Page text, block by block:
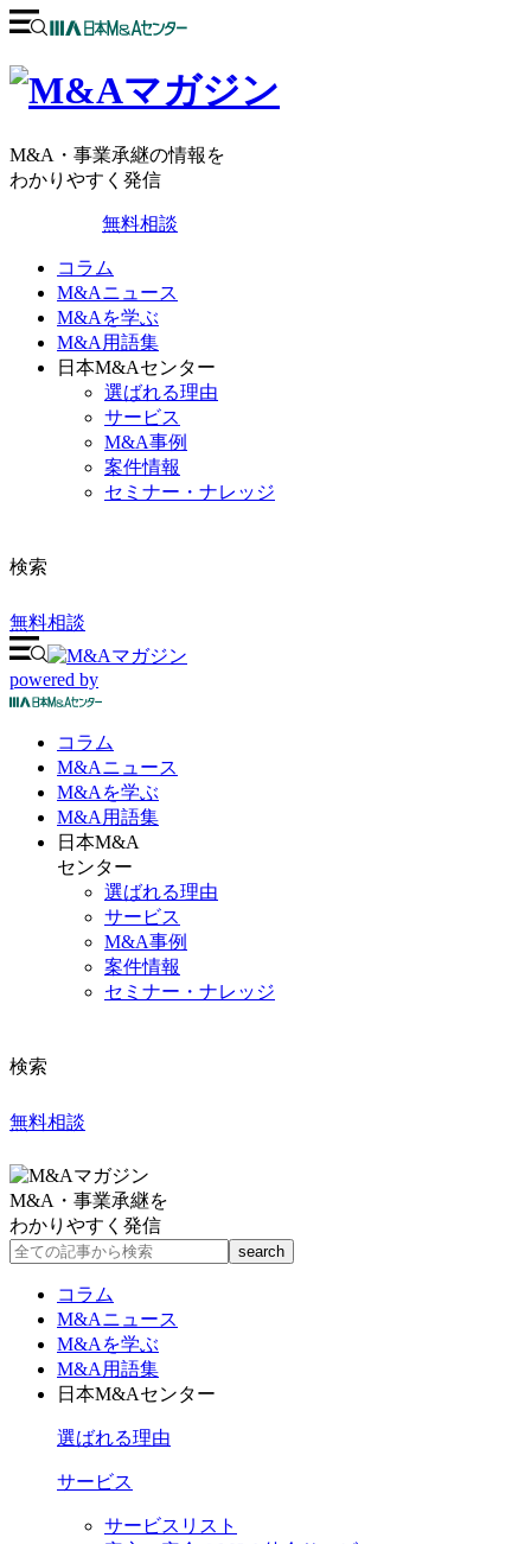
M&A・事業承継の情報を
わかりやすく発信
無料相談
コラム
M&Aニュース
M&Aを学ぶ
M&A用語集
日本M&Aセンター
選ばれる理由
サービス
M&A事例
案件情報
セミナー・ナレッジ
検索
無料相談
powered by
コラム
M&Aニュース
M&Aを学ぶ
M&A 用語集
日本M&A
センター
選ばれる理由
サービス
M&A事例
案件情報
セミナー・ナレッジ
検索
無料相談
M&A・事業承継を
わかりやすく発信
コラム
M&Aニュース
M&Aを学ぶ
M&A用語集
日本M&Aセンター
選ばれる理由
サービス
サービスリスト